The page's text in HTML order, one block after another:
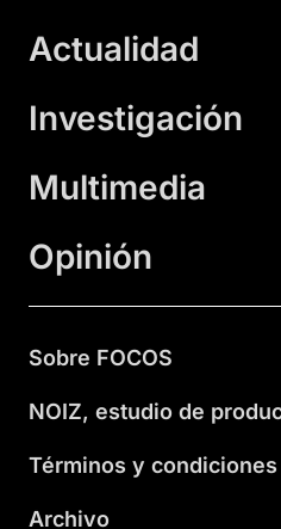
Actualidad
Investigación
Multimedia
Opinión
Sobre FOCOS
NOIZ, estudio de
Términos y condiciones
Archivo